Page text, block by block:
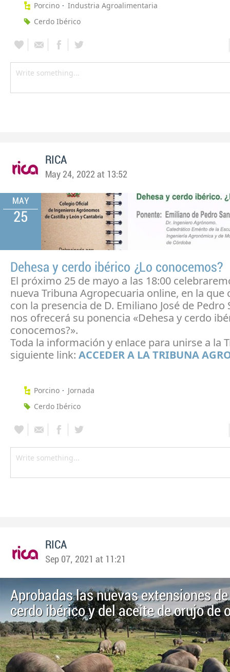
Porcino
Industria Agroalimentaria
Cerdo Ibérico
RICA
May 24, 2022 at 13:52
MAY
25
Dehesa y cerdo ibérico ¿Lo conocemos?
El próximo 25 de mayo a las 18:00
nueva Tribuna Agropecuaria online, en la que
con la presencia de D. Emiliano José de Pedro
nos ofrecerá su ponencia «Dehesa y cerdo
conocemos?».
Toda la información y enlace para unirse a la
siguiente link: ACCEDER A LA TRIBUNA
Porcino
Jornada
Cerdo Ibérico
RICA
Sep 07, 2021 at 11:21
Aprobadas las nuevas extensiones
cerdo ibérico y del aceite de orujo de